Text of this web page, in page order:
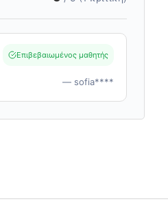
Επιβεβαιωμένος μαθητής
— sofia****